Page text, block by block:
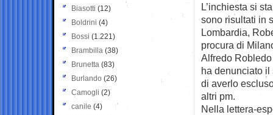
L’inchiesta si
sono risultati in
Lombardia,
procura di
Alfredo
ha denunciato
di averlo
altri pm.
Nella lettera-
Biasotti (12)
Boldrini (4)
Bossi (1.221)
Brambilla (38)
Brunetta (83)
Burlando (26)
Camogli (2)
canile (4)